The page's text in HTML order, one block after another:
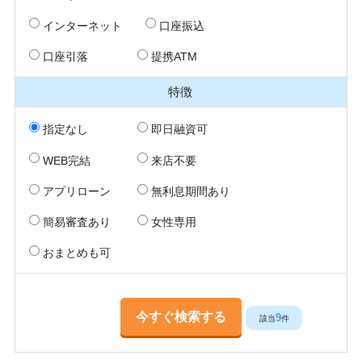
インターネット 口座振込
口座引落 提携ATM
特徴
指定なし 即日融資可
WEB完結 来店不要
アプリローン 無利息期間あり
簡易審査あり 女性専用
おまとめも可
該当9件